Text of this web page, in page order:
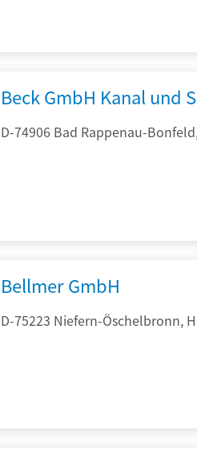
Beck GmbH Kanal und
D-74906 Bad Rappenau-
Bellmer GmbH
D-75223 Niefern-Öschelbronn,